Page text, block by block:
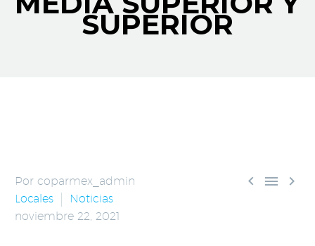
SUPERIOR
  
Por coparmex_admin
Locales
Noticias
noviembre 22, 2021